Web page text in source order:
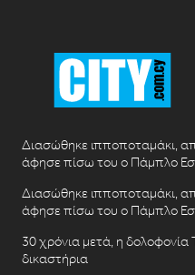
Διασώθηκε ιπποποταμάκι,
άφησε πίσω του ο Πάμπλο
Διασώθηκε ιπποποταμάκι,
άφησε πίσω του ο Πάμπλο
30 χρόνια μετά, η δολοφονία
δικαστήρια